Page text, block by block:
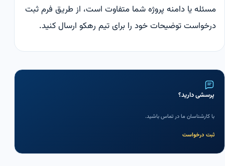
مسئله یا دامنه پروژه شما متفاوت است، از طریق فرم ثبت
درخواستتوضیحات خود را برای تیم رهکو ارسال کنید.
پرسشی دارید؟
با کارشناسان ما در تماس باشید.
ثبت درخواست